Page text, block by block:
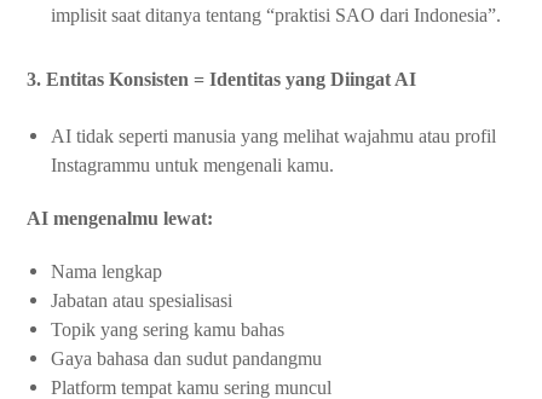
implisit saat ditanya tentang “praktisi SAO dari Indonesia”.
3. Entitas Konsisten = Identitas yang Diingat AI
AI tidak seperti manusia yang melihat wajahmu atau profil
Instagrammu untuk mengenali kamu.
AI mengenalmu lewat:
Nama lengkap
Jabatan atau spesialisasi
Topik yang sering kamu bahas
Gaya bahasa dan sudut pandangmu
Platform tempat kamu sering muncul